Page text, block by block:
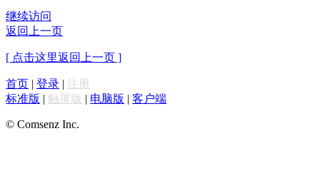
继续访问
返回上一页
[ 点击这里返回上一页 ]
首页 | 登录 | 注册
标准版 | 触屏版 | 电脑版 | 客户端
© Comsenz Inc.